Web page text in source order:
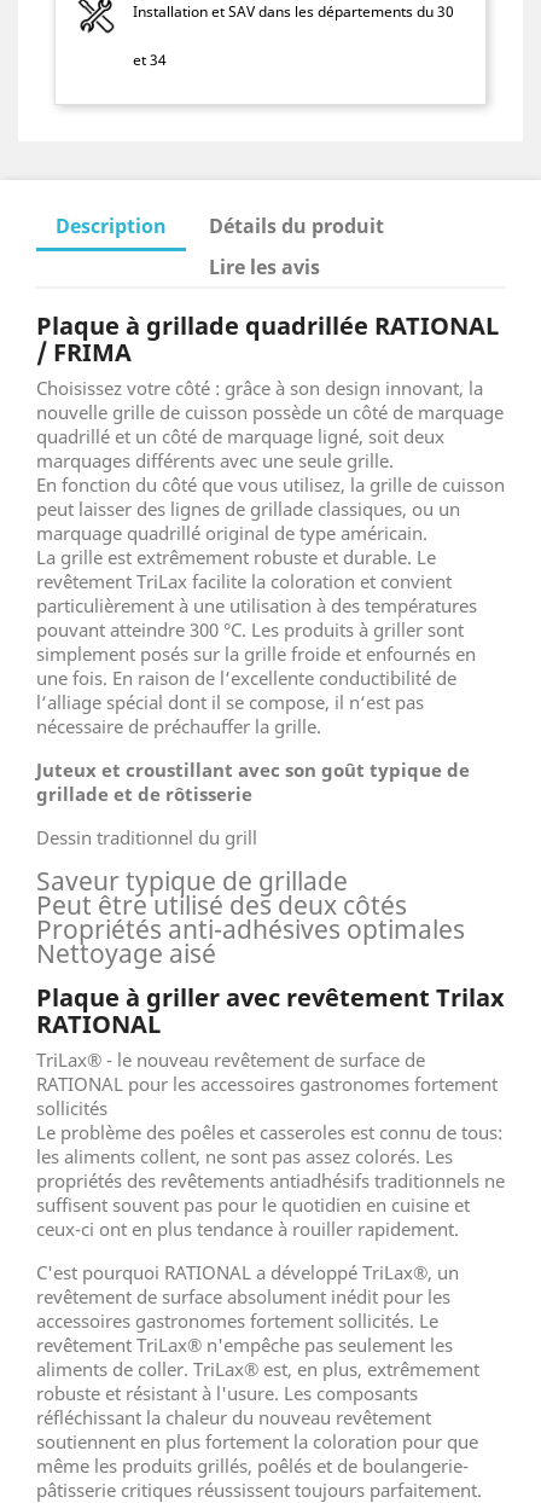
Installation et SAV dans les départements du 30
et 34
Description
Détails du produit
Lire les avis
Plaque à grillade quadrillée RATIONAL
/ FRIMA
Choisissez votre côté : grâce à son design innovant, la
nouvelle grille de cuisson possède un côté de marquage
quadrillé et un côté de marquage ligné, soit deux
marquages différents avec une seule grille.
En fonction du côté que vous utilisez, la grille de cuisson
peut laisser des lignes de grillade classiques, ou un
marquage quadrillé original de type américain.
La grille est extrêmement robuste et durable. Le
revêtement TriLax facilite la coloration et convient
particulièrement à une utilisation à des températures
pouvant atteindre 300 °C. Les produits à griller sont
simplement posés sur la grille froide et enfournés en
une fois. En raison de l‘excellente conductibilité de
l‘alliage spécial dont il se compose, il n‘est pas
nécessaire de préchauffer la grille.
Juteux et croustillant avec son goût typique de
grillade et de rôtisserie
Dessin traditionnel du grill
Saveur typique de grillade
Peut être utilisé des deux côtés
Propriétés anti-adhésives optimales
Nettoyage aisé
Plaque à griller avec revêtement Trilax
RATIONAL
TriLax® - le nouveau revêtement de surface de
RATIONAL pour les accessoires gastronomes fortement
sollicités
Le problème des poêles et casseroles est connu de tous:
les aliments collent, ne sont pas assez colorés. Les
propriétés des revêtements antiadhésifs traditionnels ne
suffisent souvent pas pour le quotidien en cuisine et
ceux-ci ont en plus tendance à rouiller rapidement.
C'est pourquoi RATIONAL a développé TriLax®, un
revêtement de surface absolument inédit pour les
accessoires gastronomes fortement sollicités. Le
revêtement TriLax® n'empêche pas seulement les
aliments de coller. TriLax® est, en plus, extrêmement
robuste et résistant à l'usure. Les composants
réfléchissant la chaleur du nouveau revêtement
soutiennent en plus fortement la coloration pour que
même les produits grillés, poêlés et de boulangerie-
pâtisserie critiques réussissent toujours parfaitement.